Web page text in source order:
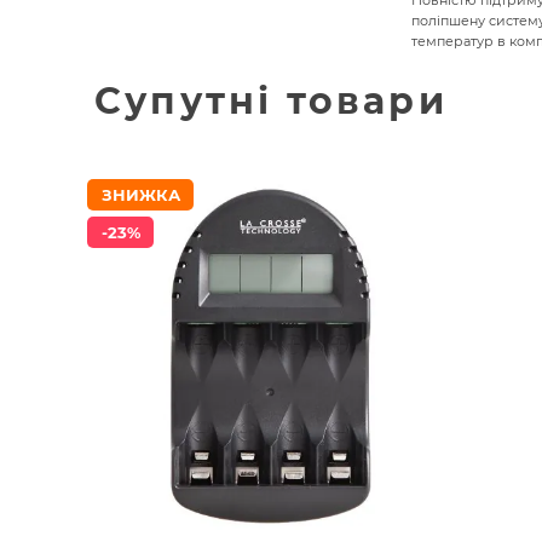
поліпшену
температур в
Супутні товари
ЗНИЖКА
-23%